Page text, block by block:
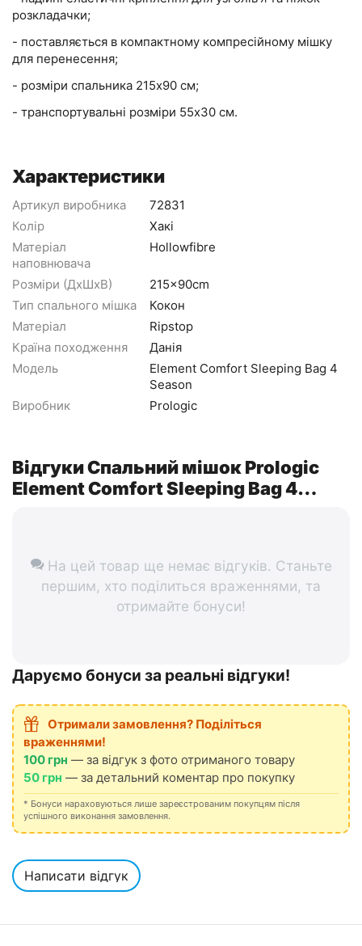
розкладачки;
- поставляється в компактному компресійному мішку
для перенесення;
- розміри спальника 215x90 см;
- транспортувальні розміри 55x30 см.
Характеристики
Артикул виробника
72831
Колір
Хакі
Матеріал
наповнювача
Hollowfibre
Розміри (ДхШхВ)
215x90cm
Тип спального мішка
Кокон
Матеріал
Ripstop
Країна походження
Данія
Модель
Element Comfort Sleeping Bag 4
Season
Виробник
Prologic
Відгуки Спальний мішок Prologic
Element Comfort Sleeping Bag 4
На цей товар ще немає відгуків. Станьте
першим, хто поділиться враженнями, та
отримайте бонуси!
Даруємо бонуси за реальні відгуки!
Отримали замовлення? Поділіться
враженнями!
100 грн — за відгук з фото отриманого товару
50 грн — за детальний коментар про покупку
* Бонуси нараховуються лише зареєстрованим покупцям після
успішного виконання замовлення.
Написати відгук